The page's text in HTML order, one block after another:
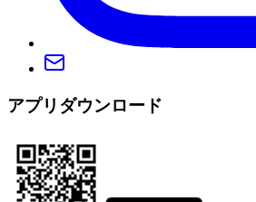
アプリダウンロード